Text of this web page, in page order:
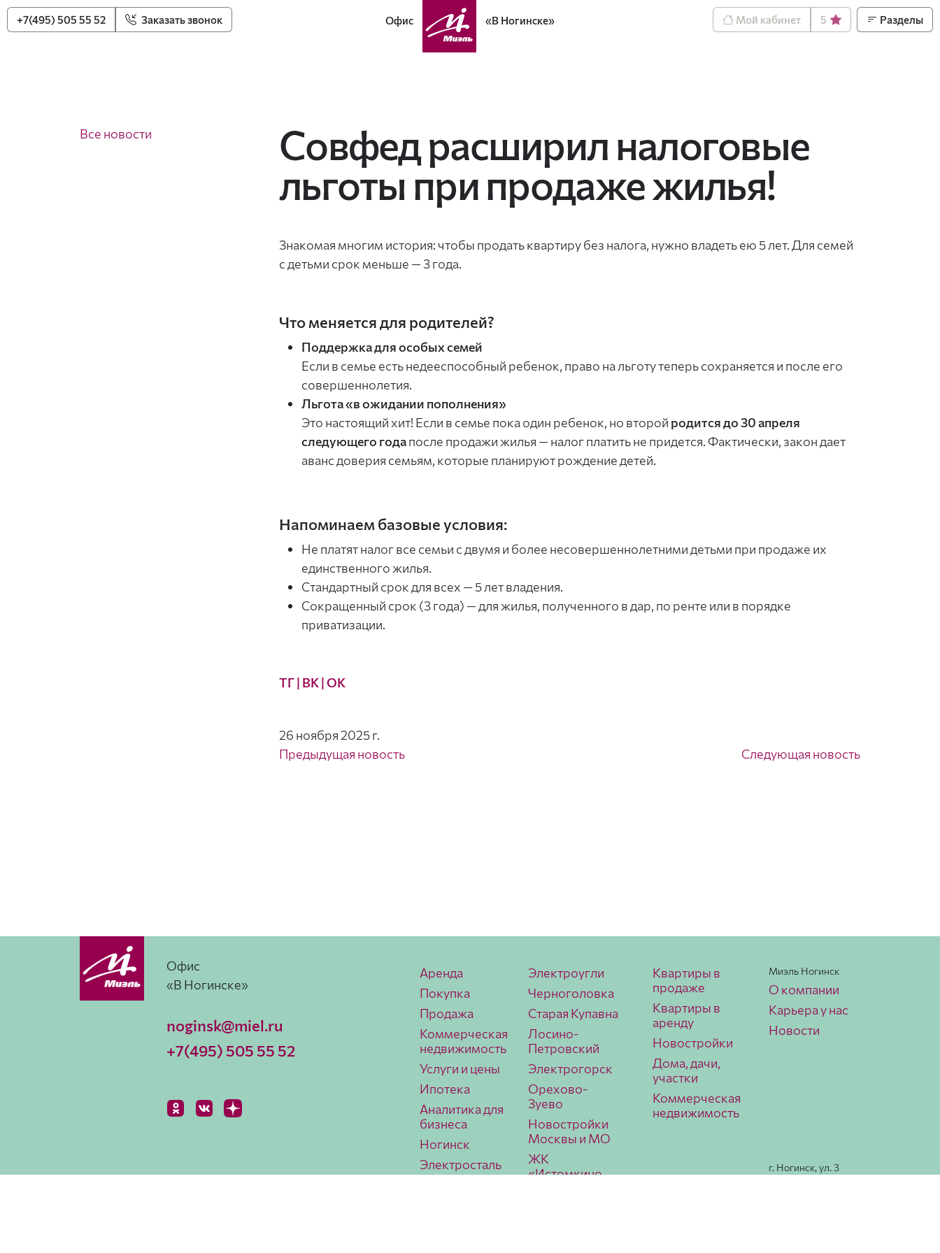
+7(495) 505 55 52 Заказать звонок Мой кабинет 5 Разделы
Офис «В Ногинске»
Все новости
Совфед расширил налоговые
льготы при продаже жилья!
Знакомая многим история: чтобы продать квартиру без налога, нужно владеть ею 5 лет. Для семей
с детьми срок меньше — 3 года.
Что меняется для родителей?
Поддержка для особых семей
Если в семье есть недееспособный ребенок, право на льготу теперь сохраняется и после его
совершеннолетия.
Льгота «в ожидании пополнения»
Это настоящий хит! Если в семье пока один ребенок, но второй родится до 30 апреля
следующего годапосле продажи жилья — налог платить не придется. Фактически, закон дает
аванс доверия семьям, которые планируют рождение детей.
Напоминаем базовые условия:
Не платят налог все семьи с двумя и более несовершеннолетними детьми при продаже их
единственного жилья.
Стандартный срок для всех — 5 лет владения.
Сокращенный срок (3 года) — для жилья, полученного в дар, по ренте или в порядке
приватизации.
ТГ| ВК| ОК
26 ноября 2025 г.
Предыдущая новость
Следующая новость
Офис
«В Ногинске»
noginsk@miel.ru
+7(495) 505 55 52
Аренда
Покупка
Продажа
Коммерческая
недвижимость
Услуги и цены
Ипотека
Аналитика для
бизнеса
Ногинск
Электросталь
Электроугли
Черноголовка
Старая Купавна
Лосино-
Петровский
Электрогорск
Орехово-
Зуево
Новостройки
Москвы и МО
ЖК
«Истомкино
Квартиры в
продаже
Квартиры в
аренду
Новостройки
Дома, дачи,
участки
Коммерческая
недвижимость
Миэль Ногинск
О компании
Карьера у нас
Новости
г. Ногинск, ул. 3
Интерна­ционала,